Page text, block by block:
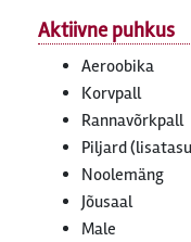
Aktiivne puhkus
Aeroobika
Korvpall
Rannavõrkpall
Piljard
Noolemäng
Jõusaal
Male